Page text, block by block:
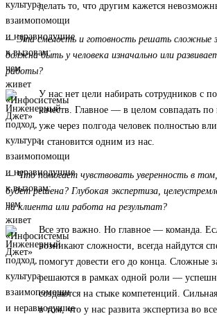
делать то, что другим кажется
— Эта смелость и готовность решать сложные
должна быть у человека изначально или
работы?
У нас нет цели набирать сотрудников с
качеств. Главное — в целом совпадать
уже через полгода человек полностью
и становится одним из нас.
— Что помогает чувствовать уверенность в
будет решена? Глубокая экспертиза,
на клиента или работа на результат?
Все это важно. Но главное — команда.
возникают сложности, всегда найдутся
помогут довести его до конца. Сложные
решаются в рамках одной роли —
создаются на стыке компетенций.
в том, что у нас развита экспертиза во